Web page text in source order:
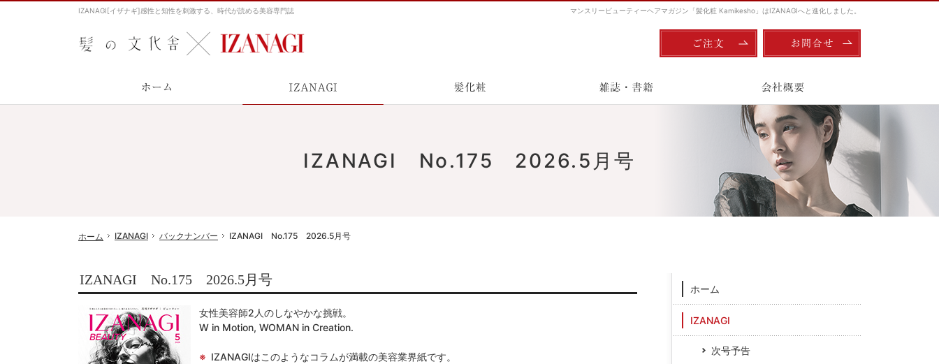
IZANAGI No.175 2026.5月号
マンスリービューティーヘアマガジン「髪化粧 Kamikesho」はIZANAGIへと進化しました。
IZANAGI[イザナギ]感性と知性を刺激する、時代が読める美容専門誌
ホーム IZANAGI バックナンバー IZANAGI No.175 2026.5月号
IZANAGI No.175 2026.5月号
女性美容師2人のしなやかな挑戦。
W in Motion, WOMAN in Creation.
IZANAGIはこのようなコラムが満載の美容業界紙です。
ホーム
IZANAGI
次号予告
ご注文